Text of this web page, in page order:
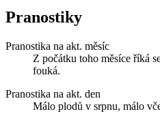
Pranostiky
Pranostika na akt. měsíc
Z počátku toho měsíce říká
fouká.
Pranostika na akt. den
Málo plodů v srpnu, málo